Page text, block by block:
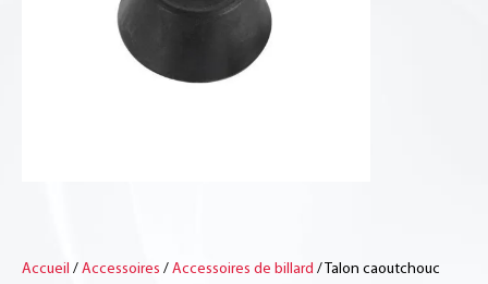
Accueil / Accessoires / Accessoires de billard / Talon caoutchouc